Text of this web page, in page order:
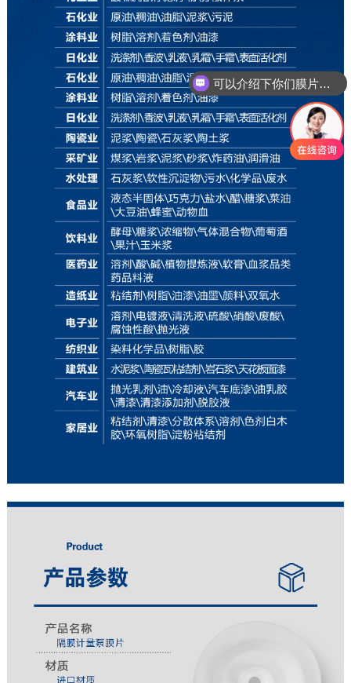
可以介绍下你们膜片的产品么
你们是怎么收费的呢